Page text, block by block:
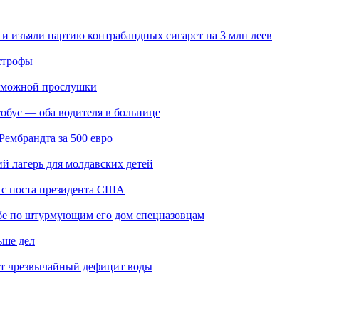
партию контрабандных сигарет на 3 млн леев
прослушки
— оба водителя в больнице
за 500 евро
лагерь для молдавских детей
поста президента США
по штурмующим его дом спецназовцам
дел
чрезвычайный дефицит воды